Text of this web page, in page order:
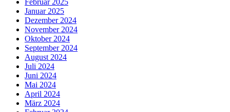
Januar 2025
Dezember 2024
November 2024
Oktober 2024
September 2024
August 2024
Juli 2024
Juni 2024
Mai 2024
April 2024
März 2024